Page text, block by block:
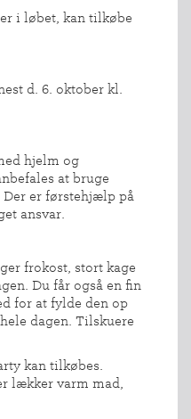
i løbet, kan tilkøbe
d. 6. oktober kl.
hjelm og
at bruge
er førstehjælp på
ansvar.
frokost, stort kage
Du får også en fin
for at fylde den op
dagen. Tilskuere
kan tilkøbes.
lækker varm mad,